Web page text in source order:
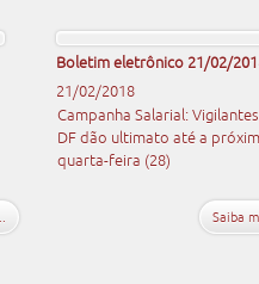
Boletim eletrônico 21/02/
21/02/2018
Campanha Salarial:
DF dão ultimato até a
quarta-feira (28)
Saiba